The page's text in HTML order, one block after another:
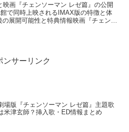
映画『チェンソーマン レゼ篇』の公開
で同時上映されるIMAX版の特徴と体
展開可能性と特典情報映画『チェンソ
ンサーリンク
場版『チェンソーマン レゼ篇』主題歌
米津玄師？挿入歌・ED情報まとめ